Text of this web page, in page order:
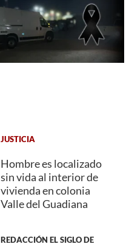
JUSTICIA
Hombre es localizado
sin vida al interior de
vivienda en colonia
Valle del Guadiana
REDACCIÓN EL SIGLO DE